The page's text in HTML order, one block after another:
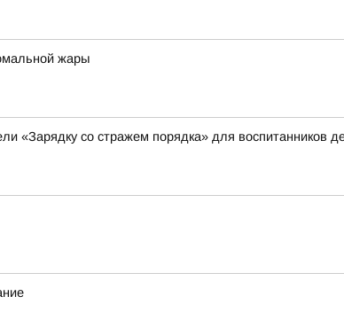
жары
«Зарядку со стражем порядка» для воспитанников